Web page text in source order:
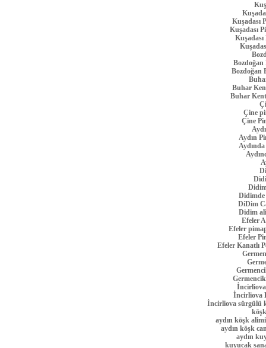
Kuşadası
Kuşadası
Bozdoğan
Bozdoğan
Buhar
Buhar
Çine
Çine
Aydın
Didimde
DiDim
Didim
Efeler
Efeler
Efeler
Efeler Kanatlı
İncirliova
İncirliova
İncirliova sürgülü
aydın köşk
aydın köşk
aydın
kuyucak